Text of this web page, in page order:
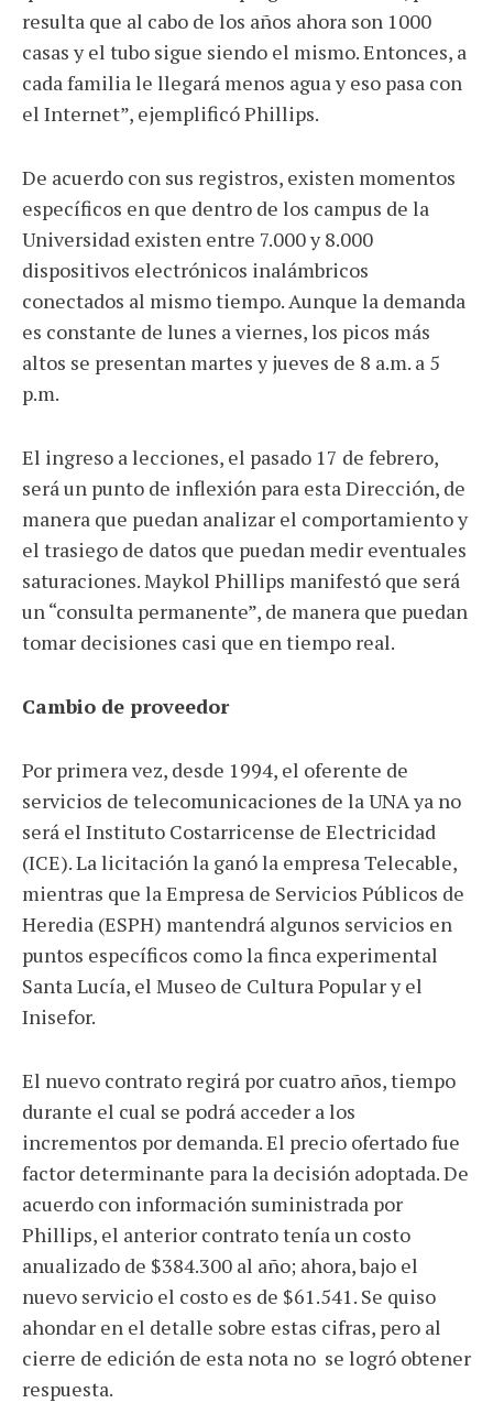
resulta que al cabo de los años ahora son 1000
casas y el tubo sigue siendo el mismo. Entonces, a
cada familia le llegará menos agua y eso pasa con
el Internet”, ejemplificó Phillips.
De acuerdo con sus registros, existen momentos
específicos en que dentro de los campus de la
Universidad existen entre 7.000 y 8.000
dispositivos electrónicos inalámbricos
conectados al mismo tiempo. Aunque la demanda
es constante de lunes a viernes, los picos más
altos se presentan martes y jueves de 8 a.m. a 5
p.m.
El ingreso a lecciones, el pasado 17 de febrero,
será un punto de inflexión para esta Dirección, de
manera que puedan analizar el comportamiento y
el trasiego de datos que puedan medir eventuales
saturaciones. Maykol Phillips manifestó que será
un “consulta permanente”, de manera que puedan
tomar decisiones casi que en tiempo real.
Cambio de proveedor
Por primera vez, desde 1994, el oferente de
servicios de telecomunicaciones de la UNA ya no
será el Instituto Costarricense de Electricidad
(ICE). La licitación la ganó la empresa Telecable,
mientras que la Empresa de Servicios Públicos de
Heredia (ESPH) mantendrá algunos servicios en
puntos específicos como la finca experimental
Santa Lucía, el Museo de Cultura Popular y el
Inisefor.
El nuevo contrato regirá por cuatro años, tiempo
durante el cual se podrá acceder a los
incrementos por demanda. El precio ofertado fue
factor determinante para la decisión adoptada. De
acuerdo con información suministrada por
Phillips, el anterior contrato tenía un costo
anualizado de $384.300 al año; ahora, bajo el
nuevo servicio el costo es de $61.541. Se quiso
ahondar en el detalle sobre estas cifras, pero al
cierre de edición de esta nota no se logró obtener
respuesta.